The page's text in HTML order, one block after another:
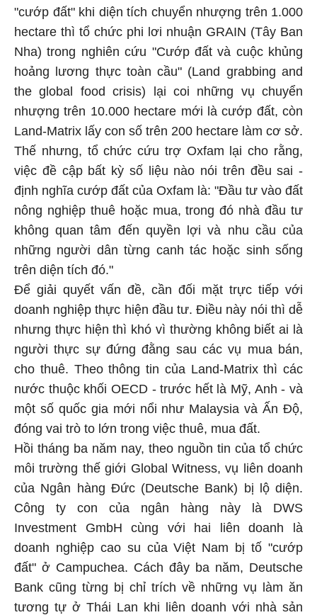
"cướp đất" khi diện tích chuyển nhượng trên 1.000
hectare thì tổ chức phi lơi nhuận GRAIN (Tây Ban
Nha) trong nghiên cứu "Cướp đất và cuộc khủng
hoảng lương thực toàn cầu" (Land grabbing and
the global food crisis) lại coi những vụ chuyển
nhượng trên 10.000 hectare mới là cướp đất, còn
Land-Matrix lấy con số trên 200 hectare làm cơ sở.
Thế nhưng, tổ chức cứu trợ Oxfam lại cho rằng,
việc đề cập bất kỳ số liệu nào nói trên đều sai -
định nghĩa cướp đất của Oxfam là: "Đầu tư vào đất
nông nghiệp thuê hoặc mua, trong đó nhà đầu tư
không quan tâm đến quyền lợi và nhu cầu của
những người dân từng canh tác hoặc sinh sống
trên diện tích đó."
Để giải quyết vấn đề, cần đối mặt trực tiếp với
doanh nghiệp thực hiện đầu tư. Điều này nói thì dễ
nhưng thực hiện thì khó vì thường không biết ai là
người thực sự đứng đằng sau các vụ mua bán,
cho thuê. Theo thông tin của Land-Matrix thì các
nước thuộc khối OECD - trước hết là Mỹ, Anh - và
một số quốc gia mới nổi như Malaysia và Ấn Độ,
đóng vai trò to lớn trong việc thuê, mua đất.
Hồi tháng ba năm nay, theo nguồn tin của tổ chức
môi trường thế giới Global Witness, vụ liên doanh
của Ngân hàng Đức (Deutsche Bank) bị lộ diện.
Công ty con của ngân hàng này là DWS
Investment GmbH cùng với hai liên doanh là
doanh nghiệp cao su của Việt Nam bị tố "cướp
đất" ở Campuchea. Cách đây ba năm, Deutsche
Bank cũng từng bị chỉ trích về những vụ làm ăn
tương tự ở Thái Lan khi liên doanh với nhà sản